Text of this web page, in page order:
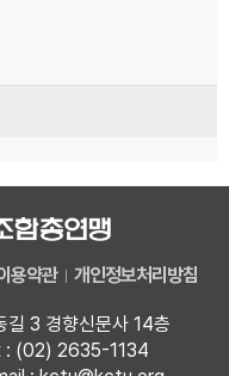
용약관 개인정보처리방침
3 경향신문사 14층
(02) 2635-1134